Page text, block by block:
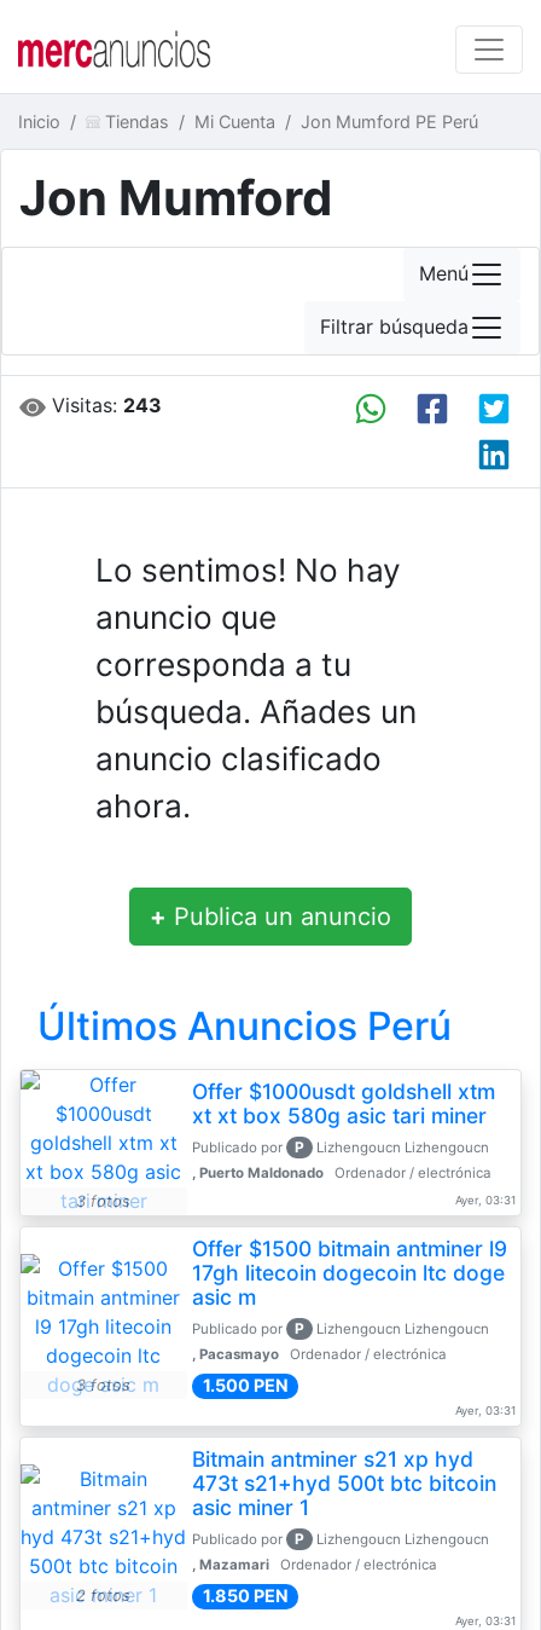
Inicio Tiendas Mi Cuenta Jon Mumford PE Perú
Jon Mumford
Visitas: 243
Lo sentimos! No hay
anuncio que
corresponda a tu
búsqueda. Añades un
anuncio clasificado
ahora.
+ Publica un anuncio
Últimos Anuncios Perú
3 fotos
Offer $1000usdt goldshell xtm
xt xt box 580g asic tari miner
Publicado por P
Lizhengoucn Lizhengoucn
, Puerto Maldonado
Ordenador / electrónica
Ayer, 03:31
3 fotos
Offer $1500 bitmain antminer l9
17gh litecoin dogecoin ltc doge
asic m
Publicado por P
Lizhengoucn Lizhengoucn
, Pacasmayo
Ordenador / electrónica
1.500 PEN
Ayer, 03:31
2 fotos
Bitmain antminer s21 xp hyd
473t s21+hyd 500t btc bitcoin
asic miner 1
Publicado por P
Lizhengoucn Lizhengoucn
, Mazamari
Ordenador / electrónica
1.850 PEN
Ayer, 03:31
Menú
Filtrar búsqueda